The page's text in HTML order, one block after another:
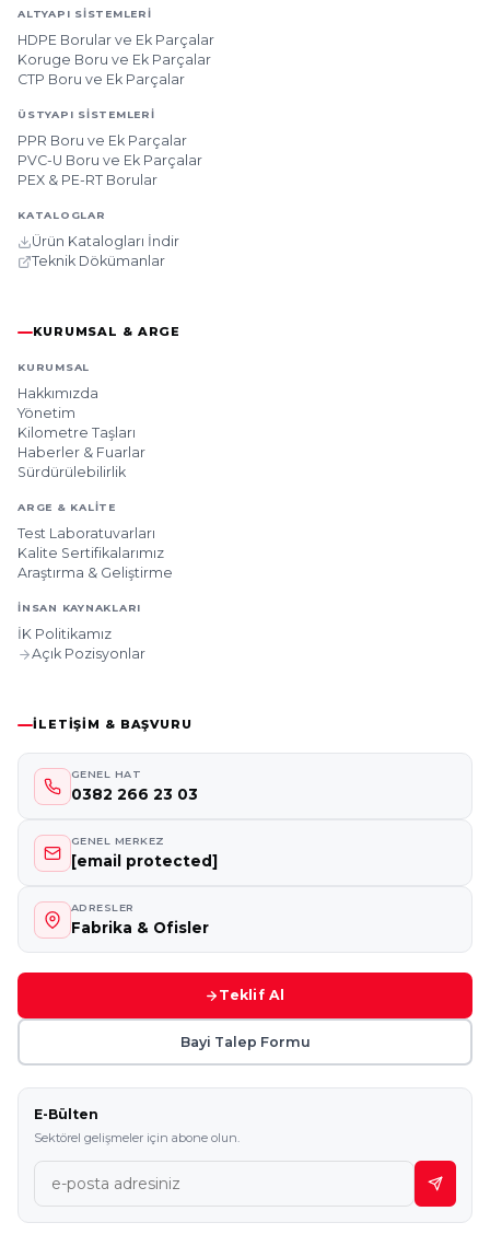
ALTYAPI SISTEMLERI
HDPE Borular ve Ek Parçalar
Koruge Boru ve Ek Parçalar
CTP Boru ve Ek Parçalar
ÜSTYAPI SISTEMLERI
PPR Boru ve Ek Parçalar
PVC-U Boru ve Ek Parçalar
PEX & PE-RT Borular
KATALOGLAR
Ürün Katalogları İndir
Teknik Dökümanlar
KURUMSAL & ARGE
KURUMSAL
Hakkımızda
Yönetim
Kilometre Taşları
Haberler & Fuarlar
Sürdürülebilirlik
ARGE & KALITE
Test Laboratuvarları
Kalite Sertifikalarımız
Araştırma & Geliştirme
İNSAN KAYNAKLARI
İK Politikamız
Açık Pozisyonlar
İLETIŞIM & BAŞVURU
GENEL HAT
0382 266 23 03
GENEL MERKEZ
[email protected]
ADRESLER
Fabrika & Ofisler
Teklif Al
Bayi Talep Formu
E-Bülten
Sektörel gelişmeler için abone olun.